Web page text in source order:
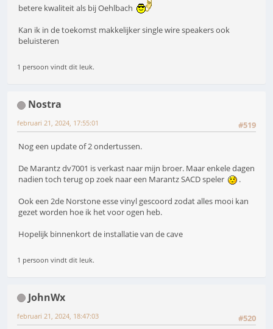
betere kwaliteit als bij Oehlbach
Kan ik in de toekomst makkelijker single wire speakers ook
beluisteren
1 persoon vindt dit leuk.
Nostra
#519
februari 21, 2024, 17:55:01
Nog een update of 2 ondertussen.
De Marantz dv7001 is verkast naar mijn broer. Maar enkele dagen
nadien toch terug op zoek naar een Marantz SACD speler
.
Ook een 2de Norstone esse vinyl gescoord zodat alles mooi kan
gezet worden hoe ik het voor ogen heb.
Hopelijk binnenkort de installatie van de cave
1 persoon vindt dit leuk.
JohnWx
#520
februari 21, 2024, 18:47:03